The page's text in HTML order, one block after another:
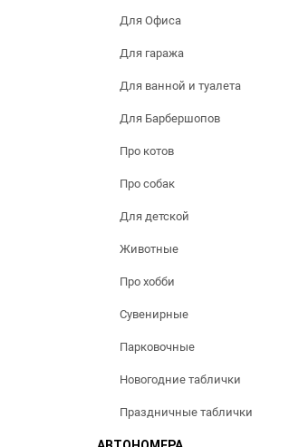
Для Офиса
Для гаража
Для ванной и туалета
Для Барбершопов
Про котов
Про собак
Для детской
Животные
Про хобби
Сувенирные
Парковочные
Новогодние таблички
Праздничные таблички